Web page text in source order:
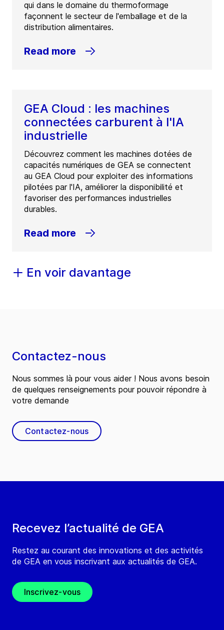
qui dans le domaine du thermoformage
façonnent le secteur de l'emballage et de la
distribution alimentaires.
Read more
GEA Cloud : les machines
connectées carburent à l'IA
industrielle
Découvrez comment les machines dotées de
capacités numériques de GEA se connectent
au GEA Cloud pour exploiter des informations
pilotées par l'IA, améliorer la disponibilité et
favoriser des performances industrielles
durables.
Read more
En voir davantage
Recevez l’actualité de GEA
Restez au courant des innovations et des activités
de GEA en vous inscrivant aux actualités de GEA.
Inscrivez-vous
Contactez-nous
Nous sommes là pour vous aider ! Nous avons besoin
de quelques renseignements pour pouvoir répondre à
votre demande
Contactez-nous